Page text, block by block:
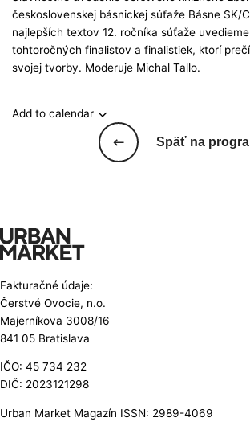
československej básnickej súťaže Básne SK/
najlepších textov 12. ročníka súťaže
tohtoročných finalistov a finalistiek, ktorí
svojej tvorby. Moderuje Michal Tallo.
Add to calendar
Späť na
Fakturačné údaje:
Čerstvé Ovocie, n.o.
Majerníkova 3008/16
841 05 Bratislava
IČO: 45 734 232
DIČ: 2023121298
Urban Market Magazín ISSN: 2989-4069